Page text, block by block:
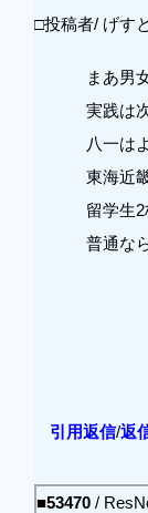
□投稿者/ げす
まあ男
実践は
八一は
東海近
留学生
普通な
引用返信/返
■53470 /